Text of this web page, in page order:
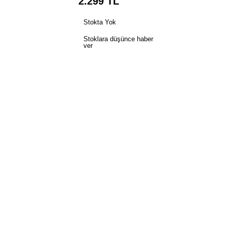
Stokta Yok
Stoklara düşünce haber
ver